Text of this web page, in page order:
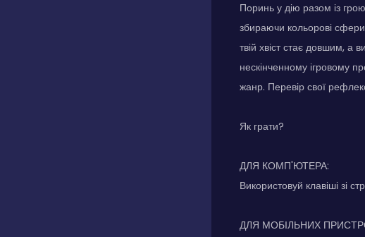
Поринь у дію разом із
збираючи кольорові
твій хвіст стає довшим, а
нескінченному ігровому
жанр. Перевір свої
Як грати?
ДЛЯ КОМП'ЮТЕРА:
Використовуй клавіші зі
ДЛЯ МОБІЛЬНИХ